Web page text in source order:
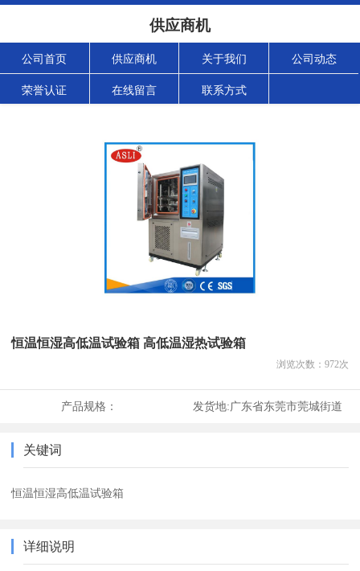
供应商机
公司首页 供应商机 关于我们 公司动态
荣誉认证 在线留言 联系方式
恒温恒湿高低温试验箱 高低温湿热试验箱
浏览次数： 972次
产品规格： 发货地:广东省东莞市莞城街道
关键词
恒温恒湿高低温试验箱
详细说明